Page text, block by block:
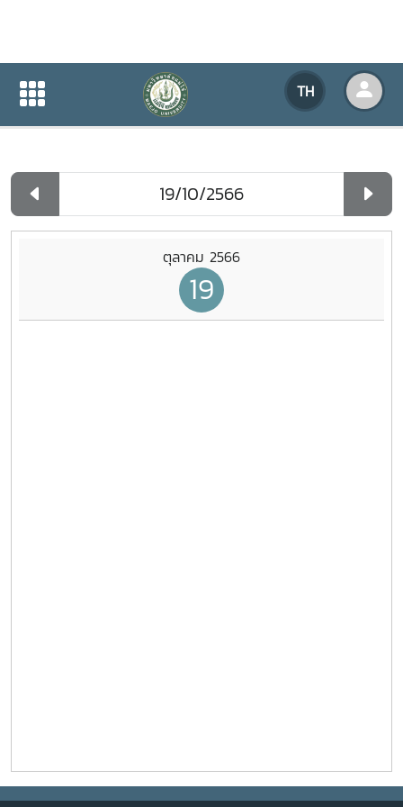
TH
ปฏิทินกิจกรรมของหน่วยงาน
ปฏิทินกิจกรรมของหน่วยงาน
ตุลาคม 2566
19